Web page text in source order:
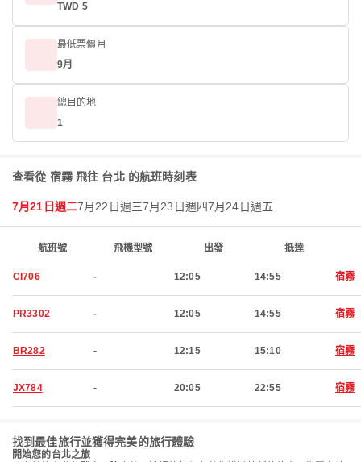
TWD 5
最低票價月
9月
總目的地
1
查看從 宿霧 飛往 台北 的航班時刻表
7月21日週二7月22日週三7月23日週四7月24日週五
航班號 飛機型號 出發 抵達
CI706 - 12:05 14:55 宿霧
PR3302 - 12:05 14:55 宿霧
BR282 - 12:15 15:10 宿霧
JX784 - 20:05 22:55 宿霧
找到最佳旅行並獲得完美的旅行體驗
開始您的台北之旅